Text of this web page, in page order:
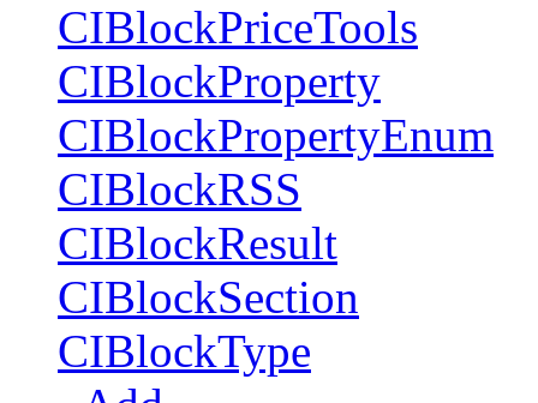
CIBlockPriceTools
CIBlockProperty
CIBlockPropertyEnum
CIBlockRSS
CIBlockResult
CIBlockSection
CIBlockType